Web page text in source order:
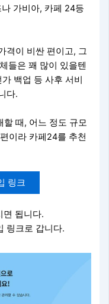
가비아, 카페 24등
격이 비싼 편이고, 그
들은 꽤 많이 있을텐
백업 등 사후 서비
다.
할 때, 어느 정도 규모
이라 카페24를 추천
링크
면 됩니다.
링크로 갑니다.